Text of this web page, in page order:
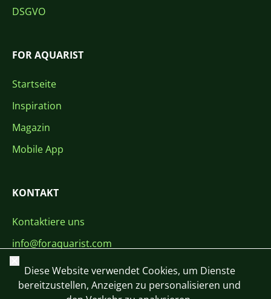
DSGVO
FOR AQUARIST
Startseite
Inspiration
Magazin
Mobile App
KONTAKT
Kontaktiere uns
info@foraquarist.com
+420 603 449 602
Schließen
Diese Website verwendet Cookies, um Dienste
bereitzustellen, Anzeigen zu personalisieren und